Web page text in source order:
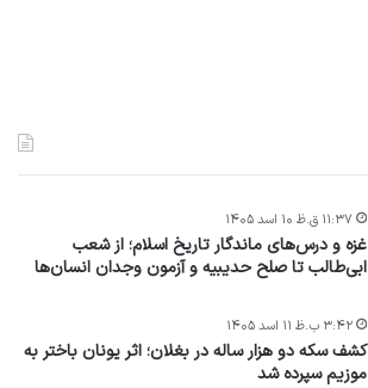
غزه و درس‌های ماندگار تاریخ اسلام؛ از شعب
ابی‌طالب تا صلح حدیبیه و آزمون وجدان انسان‌ها
۱۱:۳۷ ق.ظ ۱۰ اسد ۱۴۰۵
کشف سکه دو هزار ساله در بغلان؛ اثر یونان باختر به
موزیم سپرده شد
۳:۴۲ ب.ظ ۱۱ اسد ۱۴۰۵